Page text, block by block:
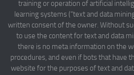
training or operation of artificial
learning systems (“text and data
written consent of the owner. Without
to use the content for text and data
there is no meta information on the
procedures, and even if bots that have
website for the purposes of text and